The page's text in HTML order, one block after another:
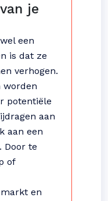
je
een
is dat ze
verhogen.
worden
potentiële
aan
aan een
Door te
of
en